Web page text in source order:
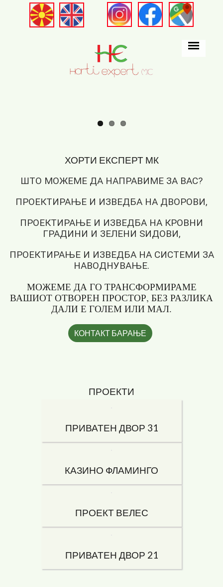
ХОРТИ ЕКСПЕРТ МК
ШТО МОЖЕМЕ ДА НАПРАВИМЕ ЗА ВАС?
ПРОЕКТИРАЊЕ И ИЗВЕДБА НА ДВОРОВИ,
ПРОЕКТИРАЊЕ И ИЗВЕДБА НА КРОВНИ
ГРАДИНИ И ЗЕЛЕНИ ЅИДОВИ,
ПРОЕКТИРАЊЕ И ИЗВЕДБА НА СИСТЕМИ ЗА
НАВОДНУВАЊЕ.
МОЖЕМЕ ДА ГО ТРАНСФОРМИРАМЕ
ВАШИОТ ОТВОРЕН ПРОСТОР, БЕЗ РАЗЛИКА
ДАЛИ Е ГОЛЕМ ИЛИ МАЛ.
ПРОЕКТИ
ПРИВАТЕН ДВОР 31
КАЗИНО ФЛАМИНГО
ПРОЕКТ ВЕЛЕС
ПРИВАТЕН ДВОР 21